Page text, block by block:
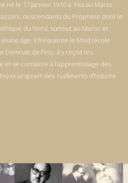
descendants du Prophète dont le
du Nord, surtout au Maroc et
âge, il fréquente le Msid (école
Demnati de Fès) ; il y reçoit les
se consacre à l’apprentissage des
et acquiert des rudiments d’histoire